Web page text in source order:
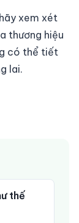
xem xét
thương hiệu
có thể tiết
lai.
thế